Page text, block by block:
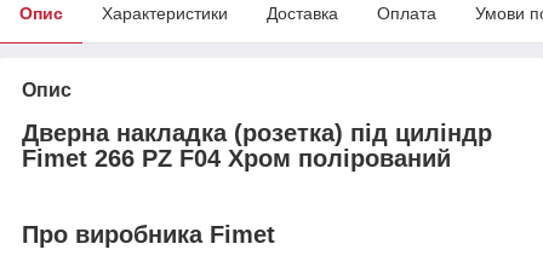
Опис Характеристики Доставка Оплата Умови
Опис
Дверна накладка (розетка) під циліндр
Fimet 266 PZ F04 Хром полірований
Про виробника Fimet